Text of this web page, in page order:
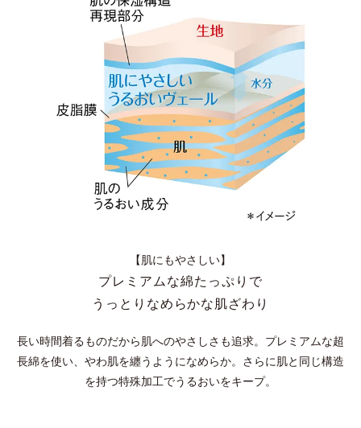
【肌にもやさしい】
プレミアムな綿たっぷりで
うっとりなめらかな肌ざわり
長い時間着るものだから肌へのやさしさも追求。プレミアムな超
長綿を使い、やわ肌を纏うようになめらか。さらに肌と同じ構造
を持つ特殊加工でうるおいをキープ。